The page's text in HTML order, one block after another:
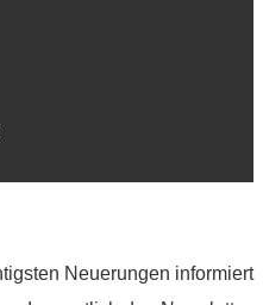
Neuerungen informiert